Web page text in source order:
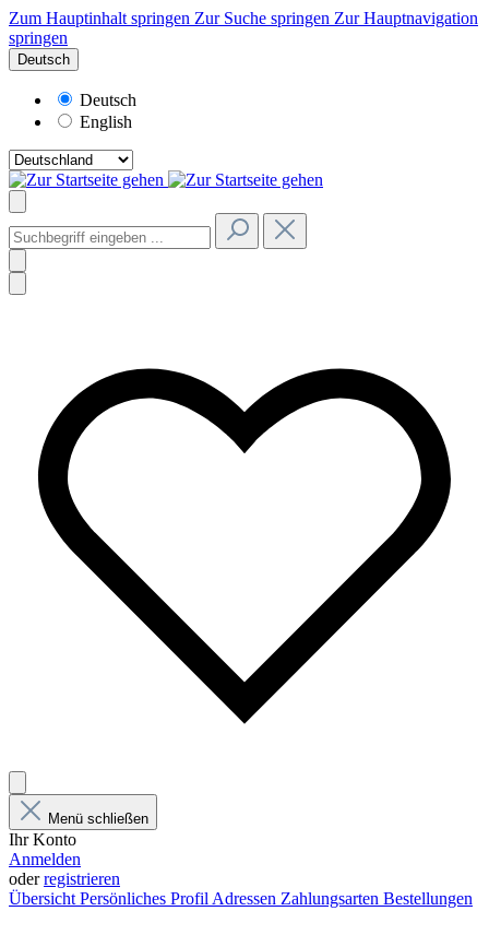
Zum Hauptinhalt springen Zur Suche springen Zur Hauptnavigation
springen
Deutsch
Deutsch
English
Menü schließen
Ihr Konto
Anmelden
oderregistrieren
Übersicht Persönliches Profil Adressen Zahlungsarten Bestellungen